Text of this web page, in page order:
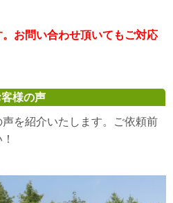
お問い合わせ頂いてもご対応
客様の声
を紹介いたします。ご依頼前